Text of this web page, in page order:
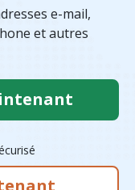
e-mail,
et autres